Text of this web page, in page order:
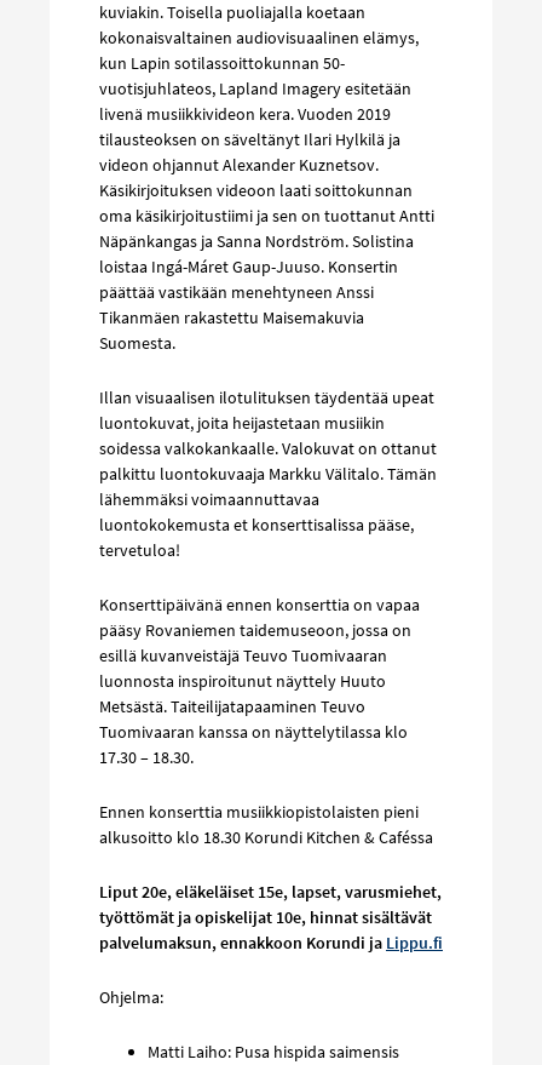
kuviakin. Toisella puoliajalla koetaan
kokonaisvaltainen audiovisuaalinen elämys,
kun Lapin sotilassoittokunnan 50-
vuotisjuhlateos, Lapland Imagery esitetään
livenä musiikkivideon kera. Vuoden 2019
tilausteoksen on säveltänyt Ilari Hylkilä ja
videon ohjannut Alexander Kuznetsov.
Käsikirjoituksen videoon laati soittokunnan
oma käsikirjoitustiimi ja sen on tuottanut Antti
Näpänkangas ja Sanna Nordström. Solistina
loistaa Ingá-Máret Gaup-Juuso. Konsertin
päättää vastikään menehtyneen Anssi
Tikanmäen rakastettu Maisemakuvia
Suomesta.
Illan visuaalisen ilotulituksen täydentää upeat
luontokuvat, joita heijastetaan musiikin
soidessa valkokankaalle. Valokuvat on ottanut
palkittu luontokuvaaja Markku Välitalo. Tämän
lähemmäksi voimaannuttavaa
luontokokemusta et konserttisalissa pääse,
tervetuloa!
Konserttipäivänä ennen konserttia on vapaa
pääsy Rovaniemen taidemuseoon, jossa on
esillä kuvanveistäjä Teuvo Tuomivaaran
luonnosta inspiroitunut näyttely Huuto
Metsästä. Taiteilijatapaaminen Teuvo
Tuomivaaran kanssa on näyttelytilassa klo
17.30 – 18.30.
Ennen konserttia musiikkiopistolaisten pieni
alkusoitto klo 18.30 Korundi Kitchen & Caféssa
Liput 20e, eläkeläiset 15e, lapset, varusmiehet,
työttömät ja opiskelijat 10e, hinnat sisältävät
palvelumaksun, ennakkoon Korundi ja Lippu.fi
Ohjelma:
Matti Laiho: Pusa hispida saimensis